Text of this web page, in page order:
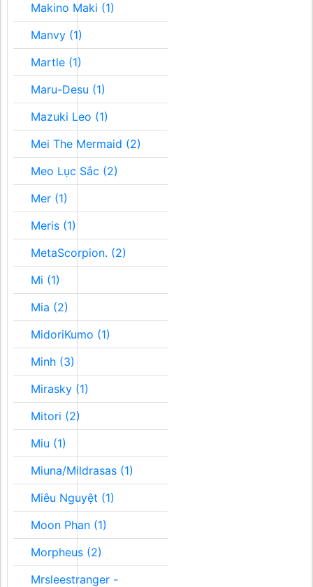
Makino Maki (1)
Manvy (1)
Martle (1)
Maru-Desu (1)
Mazuki Leo (1)
Mei The Mermaid (2)
Meo Lục Sắc (2)
Mer (1)
Meris (1)
MetaScorpion. (2)
Mi (1)
Mia (2)
MidoriKumo (1)
Minh (3)
Mirasky (1)
Mitori (2)
Miu (1)
Miuna/Mildrasas (1)
Miêu Nguyệt (1)
Moon Phan (1)
Morpheus (2)
Mrsleestranger -